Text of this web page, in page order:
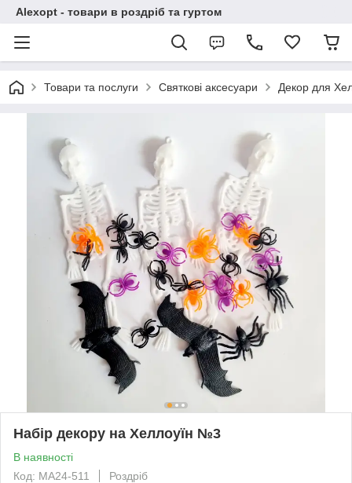
Alexopt - товари в роздріб та гуртом
Товари та послуги Святкові аксесуари Декор для
Набір декору на Хеллоуїн №3
В наявності
Код: MA24-511
Роздріб